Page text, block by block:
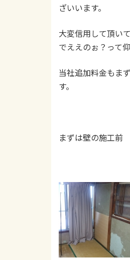
ざいいます。
大変信用して頂い
でええのぉ？って
当社追加料金もま
す。
まずは壁の施工前